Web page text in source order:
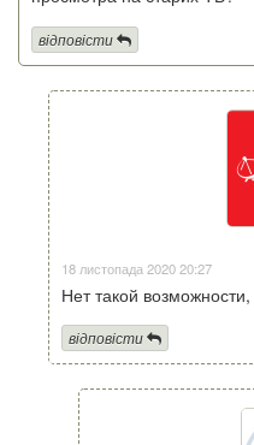
відповісти
18 листопада 2020 20:27
Нет такой
відповісти